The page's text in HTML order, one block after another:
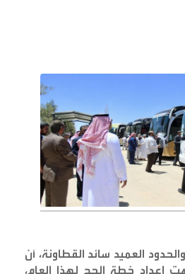
العميد سائد القطاونة، أن
إعداد خطة الحج لهذا العام،